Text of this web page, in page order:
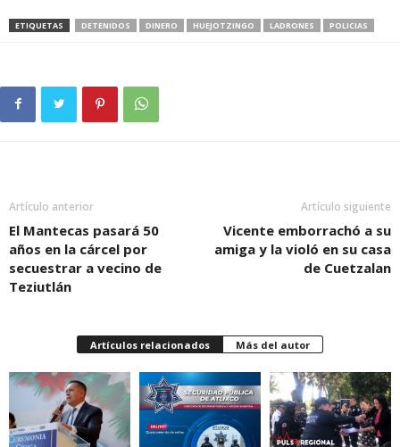
ETIQUETAS DETENIDOS DINERO HUEJOTZINGO LADRONES POLICIAS
Artículo anterior
El Mantecas pasará 50
años en la cárcel por
secuestrar a vecino de
Teziutlán
Artículo siguiente
Vicente emborrachó a su
amiga y la violó en su casa
de Cuetzalan
Artículos relacionados Más del autor